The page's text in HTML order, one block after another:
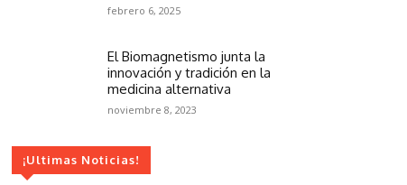
febrero 6, 2025
El Biomagnetismo junta la
innovación y tradición en la
medicina alternativa
noviembre 8, 2023
¡Ultimas Noticias!